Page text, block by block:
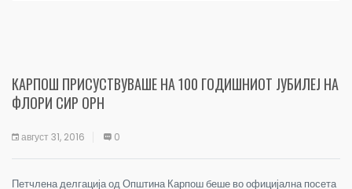
КАРПОШ ПРИСУСТВУВАШЕ НА 100 ГОДИШНИОТ ЈУБИЛЕЈ НА
ФЛОРИ СИР ОРН
август 31, 2016 0
Петчлена делгација од Општина Карпош беше во официјална посета